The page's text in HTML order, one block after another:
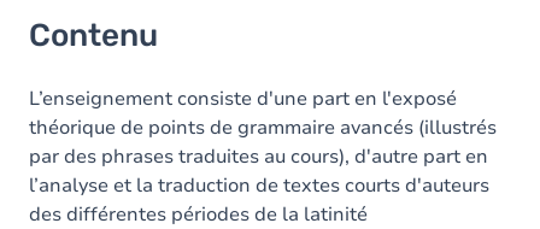
Contenu
L’enseignement consiste d'une part en l'exposé
théorique de points de grammaire avancés (illustrés
par des phrases traduites au cours), d'autre part en
l’analyse et la traduction de textes courts d'auteurs
des différentes périodes de la latinité